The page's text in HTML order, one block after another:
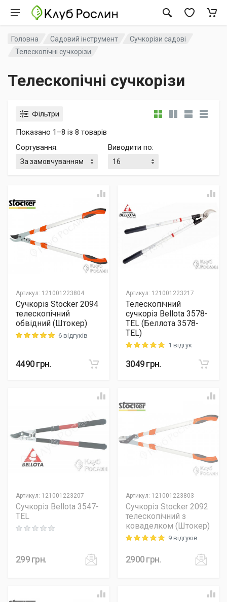
Головна Садовий інструмент
Сучкорізи садові
Телескопічні сучкорізи
Телескопічні сучкорізи
Фільтри
Показано 1–8 із 8 товарів
Сортування: Виводити по:
Артикул: 121001223804
Сучкоріз Stocker 2094
телескопічний
обвідний (Штокер)
Rating: 5 out of 56 відгуків
4490грн.
Артикул: 121001223217
Телескопічний
сучкоріз Bellota 3578-
TEL (Беллота 3578-
TEL)
Rating: 5 out of 51 відгук
3049грн.
Артикул: 121001223207
Сучкоріз Bellota 3547-
TEL
Rating: 0 out of 5
299грн.
Артикул: 121001223803
Сучкоріз Stocker 2092
телескопічний з
коваделком (Штокер)
Rating: 5 out of 59 відгуків
2900грн.